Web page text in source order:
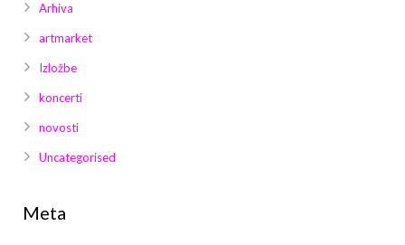
Arhiva
artmarket
Izložbe
koncerti
novosti
Uncategorised
Meta